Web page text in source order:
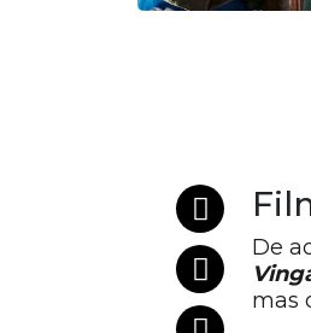
De
mas